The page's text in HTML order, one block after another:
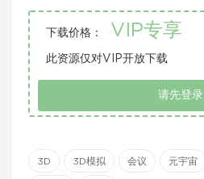
下载价格： VIP专享
此资源仅对VIP开放下载
请先登录
3D 3D模拟 会议 元宇宙